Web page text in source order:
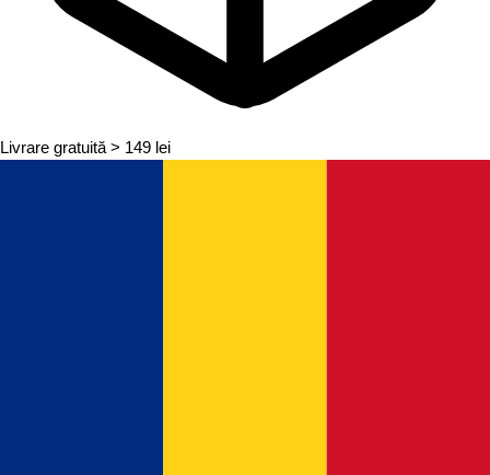
Livrare gratuită > 149 lei